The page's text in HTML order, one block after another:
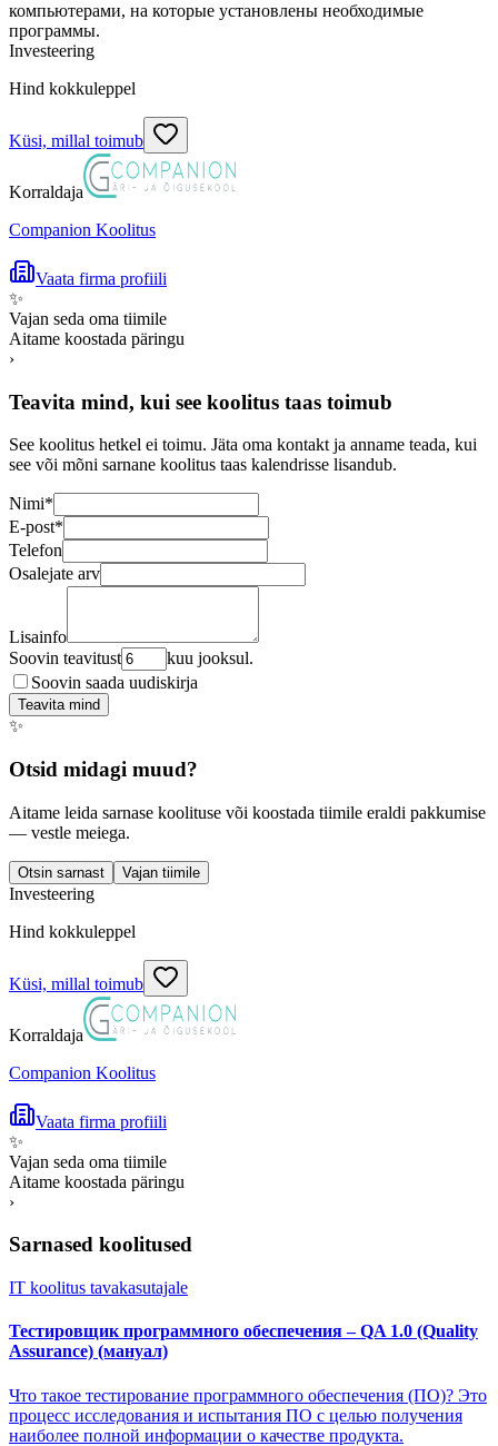
компьютерами, на которые установлены необходимые
программы.
Investeering
Hind kokkuleppel
Küsi, millal toimub
Korraldaja
Companion Koolitus
Vaata firma profiili
✨
Vajan seda oma tiimile
Aitame koostada päringu
›
Teavita mind, kui see koolitus taas toimub
See koolitus hetkel ei toimu. Jäta oma kontakt ja anname teada, kui
see või mõni sarnane koolitus taas kalendrisse lisandub.
Nimi*
E-post*
Telefon
Osalejate arv
Lisainfo
Soovin teavitust
kuu jooksul.
Soovin saada uudiskirja
Teavita mind
✨
Otsid midagi muud?
Aitame leida sarnase koolituse või koostada tiimile eraldi pakkumise
— vestle meiega.
Otsin sarnast Vajan tiimile
Investeering
Hind kokkuleppel
Küsi, millal toimub
Korraldaja
Companion Koolitus
Vaata firma profiili
✨
Vajan seda oma tiimile
Aitame koostada päringu
›
Sarnased koolitused
IT koolitus tavakasutajale
Тестировщик программного обеспечения – QA 1.0 (Quality
Assurance) (мануал)
Что такое тестирование программного обеспечения (ПО)? Это
процесс исследования и испытания ПО с целью получения
наиболее полной информации о качестве продукта.